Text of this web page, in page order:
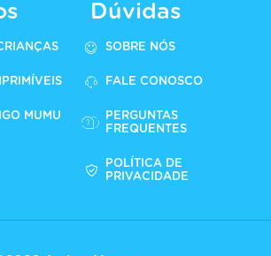
MUMU
Dúvidas
SOBRE NÓS
FALE CONOSCO
PERGUNTAS
FREQUENTES
POLÍTICA DE
PRIVACIDADE